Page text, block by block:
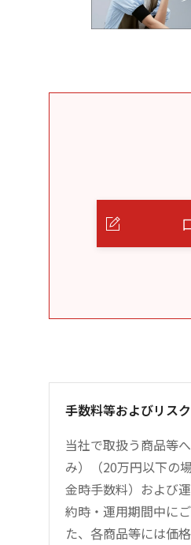
手数料等およびリス
当社で取扱う商品等
み）（20万円以下の
金時手数料）および
約時・運用期間中に
た、各商品等には価